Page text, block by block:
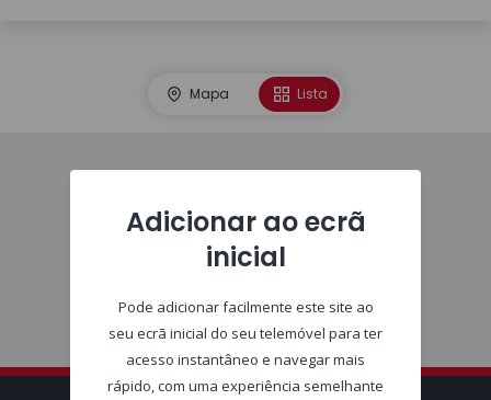
Mapa Lista
Adicionar ao ecrã
inicial
Pode adicionar facilmente este site ao
seu ecrã inicial do seu telemóvel para ter
acesso instantâneo e navegar mais
rápido, com uma experiência semelhante